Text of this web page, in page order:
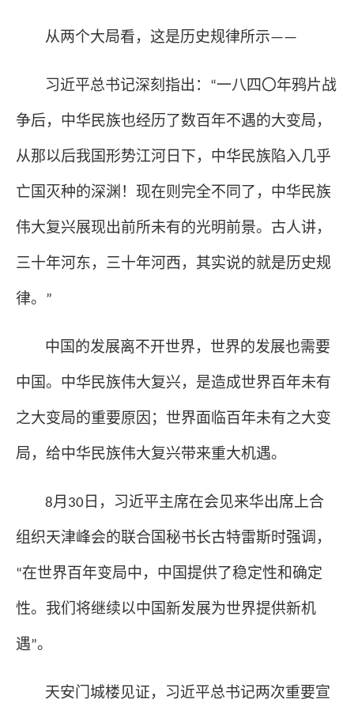
从两个大局看，这是历史规律所示——
习近平总书记深刻指出： “一八四〇年鸦片战
争后，中华民族也经历了数百年不遇的大变局，
从那以后我国形势江河日下，中华民族陷入几乎
亡国灭种的深渊！现在则完全不同了，中华民族
伟大复兴展现出前所未有的光明前景。古人讲，
三十年河东，三十年河西，其实说的就是历史规
律。 ”
中国的发展离不开世界，世界的发展也需要
中国。中华民族伟大复兴，是造成世界百年未有
之大变局的重要原因；世界面临百年未有之大变
局，给中华民族伟大复兴带来重大机遇。
8月 30 日，习近平主席在会见来华出席上合
组织天津峰会的联合国秘书长古特雷斯时强调，
“在世界百年变局中，中国提供了稳定性和确定
性。我们将继续以中国新发展为世界提供新机
遇”。
天安门城楼见证，习近平总书记两次重要宣